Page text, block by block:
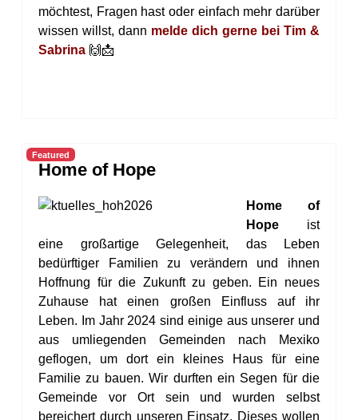
möchtest, Fragen hast oder einfach mehr darüber
wissen willst, dann melde dich gerne bei Tim &
Sabrina 🙌📩
Featured
Home of Hope
Home of
Hope ist
eine großartige Gelegenheit, das Leben
bedürftiger Familien zu verändern und ihnen
Hoffnung für die Zukunft zu geben. Ein neues
Zuhause hat einen großen Einfluss auf ihr
Leben.
Im Jahr 2024 sind einige aus unserer und
aus umliegenden Gemeinden nach Mexiko
geflogen, um dort ein kleines Haus für eine
Familie zu bauen. Wir durften ein Segen für die
Gemeinde vor Ort sein und wurden selbst
bereichert durch unseren Einsatz. Dieses wollen